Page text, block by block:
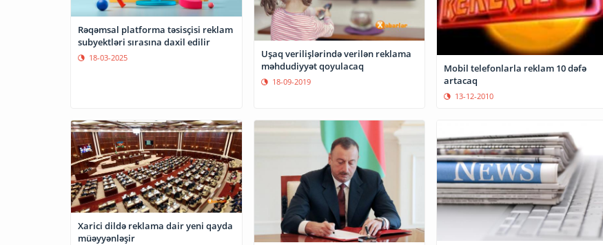
Rəqəmsal platforma təsisçisi reklam
subyektləri sırasına daxil edilir
18-03-2025
Uşaq verilişlərində verilən reklama
məhdudiyyət qoyulacaq
18-09-2019
Mobil telefonlarla reklam 10 dəfə
artacaq
13-12-2010
Xarici dildə reklama dair yeni qayda
müəyyənləşir